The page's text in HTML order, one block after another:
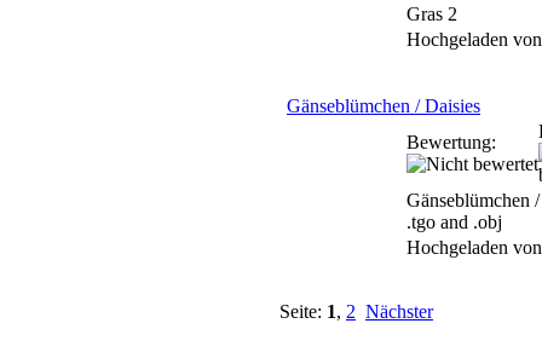
Gras 2
Hochgeladen
Gänseblümchen / Daisies
Bewertung:
Gänseblümchen
.tgo and .obj
Hochgeladen
Seite: 1, 2 Nächster